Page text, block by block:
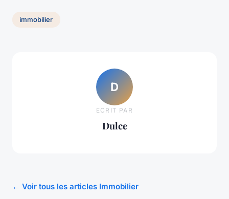
immobilier
D
ECRIT PAR
Dulce
← Voir tous les articles Immobilier